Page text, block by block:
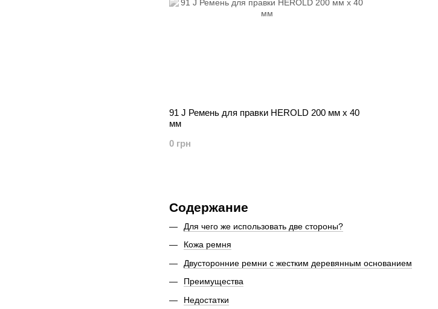
91 J Ремень для правки HEROLD 200 мм х 40
мм
0 грн
Содержание
Для чего же использовать две стороны?
Кожа ремня
Двусторонние ремни с жестким деревянным основанием
Преимущества
Недостатки